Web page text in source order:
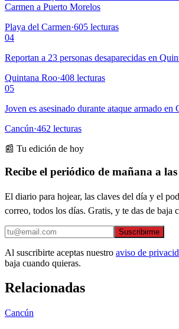
Carmen a Puerto Morelos
Playa del Carmen·605 lecturas
04
Reportan a 23 personas desaparecidas en
Quintana Roo·408 lecturas
05
Joven es asesinado durante ataque armado en
Cancún·462 lecturas
📰 Tu edición de hoy
Recibe el periódico de mañana a
El diario para hojear, las claves del día y el
correo, todos los días. Gratis, y te das de baja
Suscribirme
Al suscribirte aceptas nuestro aviso de
baja cuando quieras.
Relacionadas
Cancún